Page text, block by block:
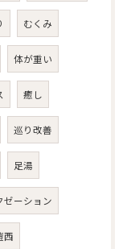
むくみ
体が重い
癒し
巡り改善
足湯
ゼーション
西